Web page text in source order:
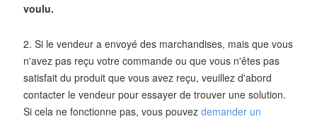
voulu.
2. Si le vendeur a envoyé des marchandises, mais que vous
n'avez pas reçu votre commande ou que vous n'êtes pas
satisfait du produit que vous avez reçu, veuillez d'abord
contacter le vendeur pour essayer de trouver une solution.
Si cela ne fonctionne pas, vous pouvez demander un